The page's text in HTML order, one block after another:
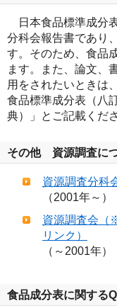
日本食品標準成分
分科会報告書であり
す。そのため、食品
ます。また、論文、
用をされたいときは
食品標準成分表（八
典）」とご記載くだ
その他 資源調査に
資源調査分科
（2001年～）
資源調査会（
リンク）
（～2001年）
食品成分表に関する